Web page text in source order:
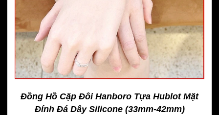
Đồng Hồ Cặp Đôi Hanboro Tựa Hublot Mặt
Đính Đá Dây Silicone (33mm-42mm)